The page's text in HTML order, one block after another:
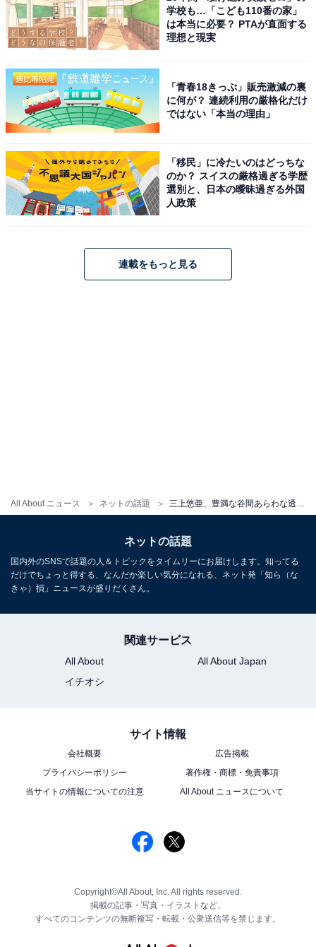
All About ニュース ネットの話題
学校も…「こども110番の家」
は本当に必要？ PTAが直面する
理想と現実
「青春18きっぷ」販売激減の裏
に何が？ 連続利用の厳格化だけ
ではない「本当の理由」
「移民」に冷たいのはどっちな
のか？ スイスの厳格過ぎる学歴
選別と、日本の曖昧過ぎる外国
人政策
連載をもっと見る
ネットの話題
国内外のSNSで話題の人＆トピックをタイムリーにお届けします。知ってる
だけでちょっと得する、なんだか楽しい気分になれる、ネット発「知ら（な
きゃ）損」ニュースが盛りだくさん。
関連サービス
All About
All About Japan
イチオシ
サイト情報
会社概要
広告掲載
プライバシーポリシー
著作権・商標・免責事項
当サイトの情報についての注意
All About ニュースについて
Copyright©All About, Inc. All rights reserved.
掲載の記事・写真・イラストなど、
すべてのコンテンツの無断複写・転載・公衆送信等を禁じます。